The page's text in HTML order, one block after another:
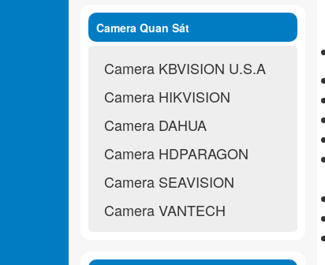
Camera Quan Sát
Camera KBVISION U.S.A
Camera HIKVISION
Camera DAHUA
Camera HDPARAGON
Camera SEAVISION
Camera VANTECH